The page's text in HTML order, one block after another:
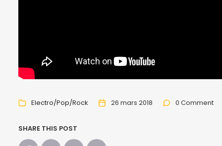
Electro/Pop/Rock 26 mars 2018 0 Comment
SHARE THIS POST